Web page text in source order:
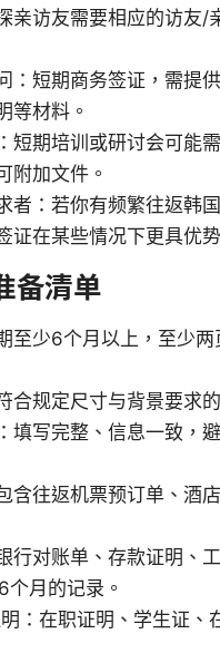
亲访友需要相应的访友/
：短期商务签证，需提
等材料。
短期培训或研讨会可能
附加文件。
者：若你有频繁往返韩
证在某些情况下更具优势
备清单
至少6个月以上，至少两
合规定尺寸与背景要求
填写完整、信息一致，
含往返机票预订单、酒
行对账单、存款证明、
月的记录。
：在职证明、学生证、